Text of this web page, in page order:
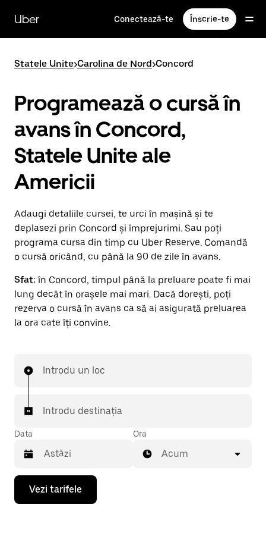
direct
conținutul
principal
Uber Conectează-te Înscrie-te
Statele Unite>Carolina de Nord>Concord
Programează o cursă în
avans în Concord,
Statele Unite ale
Americii
Adaugi detaliile cursei, te urci în mașină și te
deplasezi prin Concord și împrejurimi. Sau poți
programa cursa din timp cu Uber Reserve. Comandă
o cursă oricând, cu până la 90 de zile în avans.
Sfat: în Concord, timpul până la preluare poate fi mai
lung decât în orașele mai mari. Dacă dorești, poți
rezerva o cursă în avans ca să ai asigurată preluarea
la ora cate îți convine.
Introdu un loc
Introdu destinația
Data
Pentru
deschide
Ora
Acum
Vezi tarifele